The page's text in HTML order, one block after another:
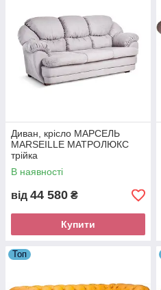
Диван, крісло МАРСЕЛЬ
MARSEILLE МАТРОЛЮКС
трійка
В наявності
від 44 580 ₴
Купити
Топ